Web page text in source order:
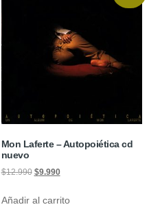
Mon Laferte – Autopoiética cd
nuevo
$12.990 $9.990
Añadir al carrito